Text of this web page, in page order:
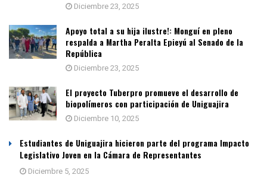
Diciembre 23, 2025
Apoyo total a su hija ilustre!: Monguí en pleno
respalda a Martha Peralta Epieyú al Senado de la
República
Diciembre 23, 2025
El proyecto Tuberpro promueve el desarrollo de
biopolímeros con participación de Uniguajira
Diciembre 10, 2025
Estudiantes de Uniguajira hicieron parte del programa Impacto
Legislativo Joven en la Cámara de Representantes
Diciembre 5, 2025